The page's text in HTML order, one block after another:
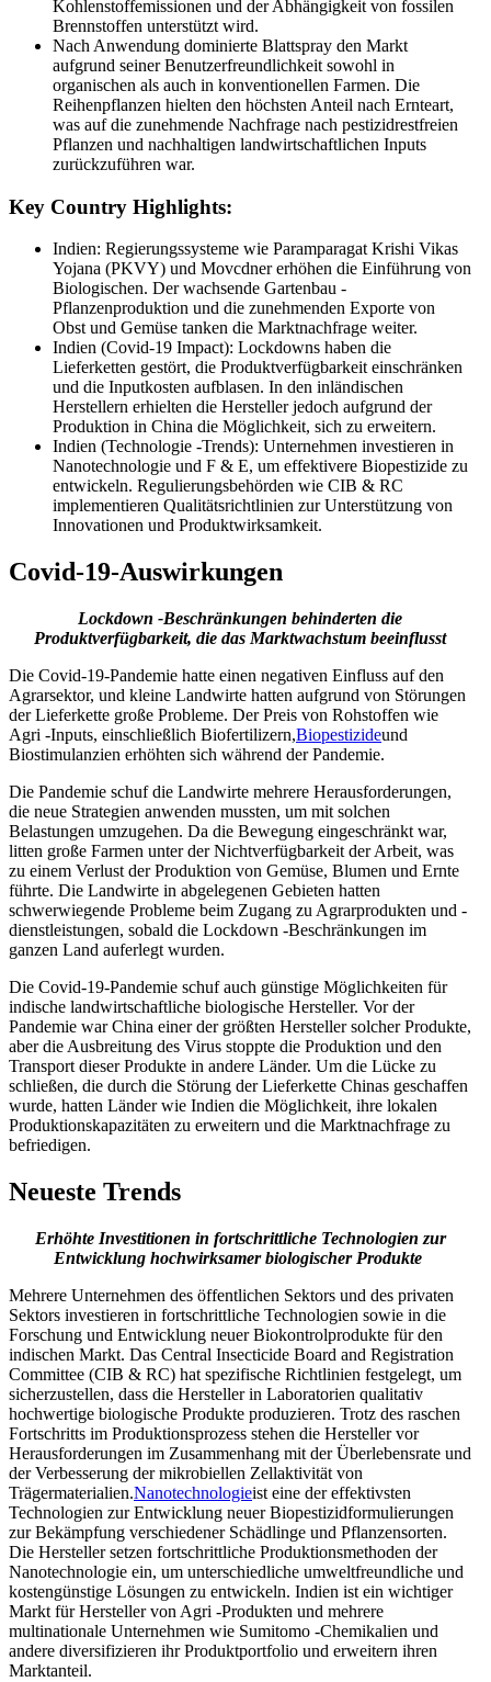
Kohlenstoffemissionen und der Abhängigkeit von fossilen
Brennstoffen unterstützt wird.
Nach Anwendung dominierte Blattspray den Markt
aufgrund seiner Benutzerfreundlichkeit sowohl in
organischen als auch in konventionellen Farmen. Die
Reihenpflanzen hielten den höchsten Anteil nach Ernteart,
was auf die zunehmende Nachfrage nach pestizidrestfreien
Pflanzen und nachhaltigen landwirtschaftlichen Inputs
zurückzuführen war.
Key Country Highlights:
Indien: Regierungssysteme wie Paramparagat Krishi Vikas
Yojana (PKVY) und Movcdner erhöhen die Einführung von
Biologischen. Der wachsende Gartenbau -
Pflanzenproduktion und die zunehmenden Exporte von
Obst und Gemüse tanken die Marktnachfrage weiter.
Indien (Covid-19 Impact): Lockdowns haben die
Lieferketten gestört, die Produktverfügbarkeit einschränken
und die Inputkosten aufblasen. In den inländischen
Herstellern erhielten die Hersteller jedoch aufgrund der
Produktion in China die Möglichkeit, sich zu erweitern.
Indien (Technologie -Trends): Unternehmen investieren in
Nanotechnologie und F & E, um effektivere Biopestizide zu
entwickeln. Regulierungsbehörden wie CIB & RC
implementieren Qualitätsrichtlinien zur Unterstützung von
Innovationen und Produktwirksamkeit.
Covid-19-Auswirkungen
Lockdown -Beschränkungen behinderten die
Produktverfügbarkeit, die das Marktwachstum beeinflusst
Die Covid-19-Pandemie hatte einen negativen Einfluss auf den
Agrarsektor, und kleine Landwirte hatten aufgrund von Störungen
der Lieferkette große Probleme. Der Preis von Rohstoffen wie
Agri -Inputs, einschließlich Biofertilizern,Biopestizideund
Biostimulanzien erhöhten sich während der Pandemie.
Die Pandemie schuf die Landwirte mehrere Herausforderungen,
die neue Strategien anwenden mussten, um mit solchen
Belastungen umzugehen. Da die Bewegung eingeschränkt war,
litten große Farmen unter der Nichtverfügbarkeit der Arbeit, was
zu einem Verlust der Produktion von Gemüse, Blumen und Ernte
führte. Die Landwirte in abgelegenen Gebieten hatten
schwerwiegende Probleme beim Zugang zu Agrarprodukten und -
dienstleistungen, sobald die Lockdown -Beschränkungen im
ganzen Land auferlegt wurden.
Die Covid-19-Pandemie schuf auch günstige Möglichkeiten für
indische landwirtschaftliche biologische Hersteller. Vor der
Pandemie war China einer der größten Hersteller solcher Produkte,
aber die Ausbreitung des Virus stoppte die Produktion und den
Transport dieser Produkte in andere Länder. Um die Lücke zu
schließen, die durch die Störung der Lieferkette Chinas geschaffen
wurde, hatten Länder wie Indien die Möglichkeit, ihre lokalen
Produktionskapazitäten zu erweitern und die Marktnachfrage zu
befriedigen.
Neueste Trends
Erhöhte Investitionen in fortschrittliche Technologien zur
Entwicklung hochwirksamer biologischer Produkte
Mehrere Unternehmen des öffentlichen Sektors und des privaten
Sektors investieren in fortschrittliche Technologien sowie in die
Forschung und Entwicklung neuer Biokontrolprodukte für den
indischen Markt. Das Central Insecticide Board and Registration
Committee (CIB & RC) hat spezifische Richtlinien festgelegt, um
sicherzustellen, dass die Hersteller in Laboratorien qualitativ
hochwertige biologische Produkte produzieren. Trotz des raschen
Fortschritts im Produktionsprozess stehen die Hersteller vor
Herausforderungen im Zusammenhang mit der Überlebensrate und
der Verbesserung der mikrobiellen Zellaktivität von
Trägermaterialien.Nanotechnologieist eine der effektivsten
Technologien zur Entwicklung neuer Biopestizidformulierungen
zur Bekämpfung verschiedener Schädlinge und Pflanzensorten.
Die Hersteller setzen fortschrittliche Produktionsmethoden der
Nanotechnologie ein, um unterschiedliche umweltfreundliche und
kostengünstige Lösungen zu entwickeln. Indien ist ein wichtiger
Markt für Hersteller von Agri -Produkten und mehrere
multinationale Unternehmen wie Sumitomo -Chemikalien und
andere diversifizieren ihr Produktportfolio und erweitern ihren
Marktanteil.